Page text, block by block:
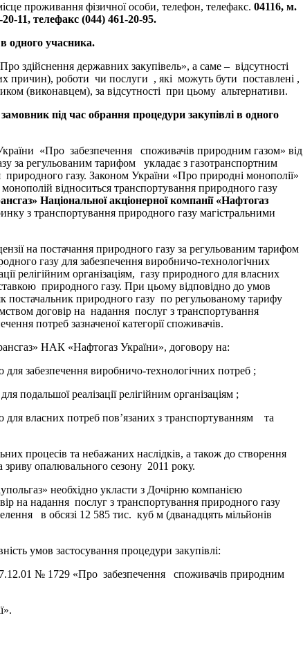
проживання фізичної особи, телефон, телефакс. 04116, м.
11, телефакс (044) 461-20-95.
одного учасника.
здійснення державних закупівель», а саме – відсутності
причин), роботи чи послуги , які можуть бути поставлені ,
(виконавцем), за відсутності при цьому альтернативи.
під час обрання процедури закупівлі в одного
«Про забезпечення споживачів природним газом» від
за регульованим тарифом укладає з газотранспортним
газу. Законом України «Про природні монополії»
відноситься транспортування природного газу
Національної акціонерної компанії «Нафтогаз
з транспортування природного газу магістральними
на постачання природного газу за регульованим тарифом
газу для забезпечення виробничо-технологічних
релігійним організаціям, газу природного для власних
природного газу. При цьому відповідно до умов
постачальник природного газу по регульованому тарифу
договір на надання послуг з транспортування
потреб зазначеної категорії споживачів.
НАК «Нафтогаз України», договору на:
забезпечення виробничо-технологічних потреб ;
подальшої реалізації релігійним організаціям ;
для власних потреб пов’язаних з транспортуванням та
та небажаних наслідків, а також до створення
зриву опалювального сезону 2011 року.
необхідно укласти з Дочірню компанією
на надання послуг з транспортування природного газу
в обсязі 12 585 тис. куб м (дванадцять мільйонів
умов застосування процедури закупівлі:
№ 1729 «Про забезпечення споживачів природним